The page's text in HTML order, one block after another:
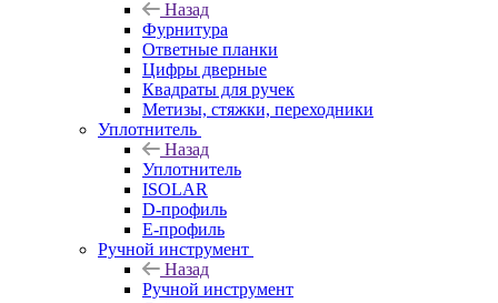
Назад
Фурнитура
Ответные планки
Цифры дверные
Квадраты для ручек
Метизы, стяжки, переходники
Уплотнитель
Назад
Уплотнитель
ISOLAR
D-профиль
Е-профиль
Ручной инструмент
Назад
Ручной инструмент